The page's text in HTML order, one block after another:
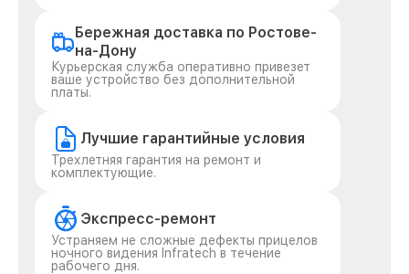
Бережная доставка по Ростове-
на-Дону
Курьерская служба оперативно привезет
ваше устройство без дополнительной
платы.
Лучшие гарантийные условия
Трехлетняя гарантия на ремонт и
комплектующие.
Экспресс-ремонт
Устраняем не сложные дефекты прицелов
ночного видения Infratech в течение
рабочего дня.